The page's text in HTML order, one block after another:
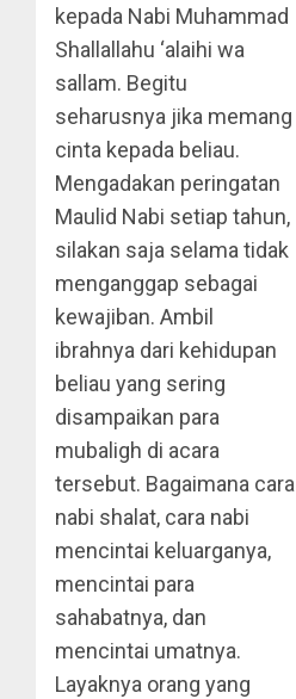
kepada Nabi Muhammad
Shallallahu ‘alaihi wa
sallam. Begitu
seharusnya jika memang
cinta kepada beliau.
Mengadakan peringatan
Maulid Nabi setiap tahun,
silakan saja selama tidak
menganggap sebagai
kewajiban. Ambil
ibrahnya dari kehidupan
beliau yang sering
disampaikan para
mubaligh di acara
tersebut. Bagaimana cara
nabi shalat, cara nabi
mencintai keluarganya,
mencintai para
sahabatnya, dan
mencintai umatnya.
Layaknya orang yang